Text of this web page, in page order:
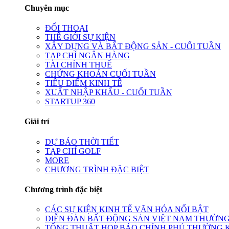
Chuyên mục
ĐỐI THOẠI
THẾ GIỚI SỰ KIỆN
XÂY DỰNG VÀ BẤT ĐỘNG SẢN - CUỐI TUẦN
TẠP CHÍ NGÂN HÀNG
TÀI CHÍNH THUẾ
CHỨNG KHOÁN CUỐI TUẦN
TIÊU ĐIỂM KINH TẾ
XUẤT NHẬP KHẨU - CUỐI TUẦN
STARTUP 360
Giải trí
DỰ BÁO THỜI TIẾT
TẠP CHÍ GOLF
MORE
CHƯƠNG TRÌNH ĐẶC BIỆT
Chương trình đặc biệt
CÁC SỰ KIỆN KINH TẾ VĂN HÓA NỔI BẬT
DIỄN ĐÀN BẤT ĐỘNG SẢN VIỆT NAM